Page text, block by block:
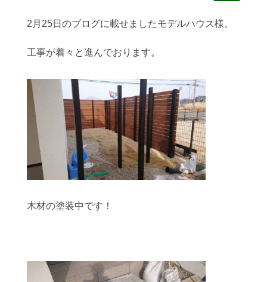
2月25日のブログに載せましたモデルハウス様。
工事が着々と進んでおります。
木材の塗装中です！